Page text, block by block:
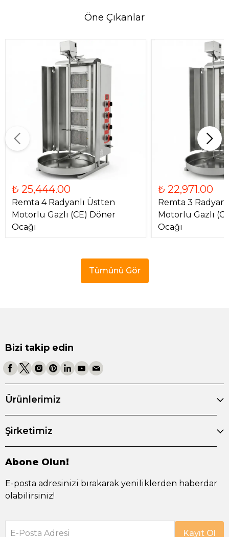
Öne Çıkanlar
₺ 25,444.00
Remta 4 Radyanlı Üstten
Motorlu Gazlı (CE) Döner
Ocağı
₺ 22,971.00
Remta 3
Motorlu Gazlı
Ocağı
Tümünü Gör
Bizi takip edin
Ürünlerimiz
Şirketimiz
Abone Olun!
E-posta adresinizi bırakarak yeniliklerden haberdar
olabilirsiniz!
E-Posta Adresi Kayıt Ol